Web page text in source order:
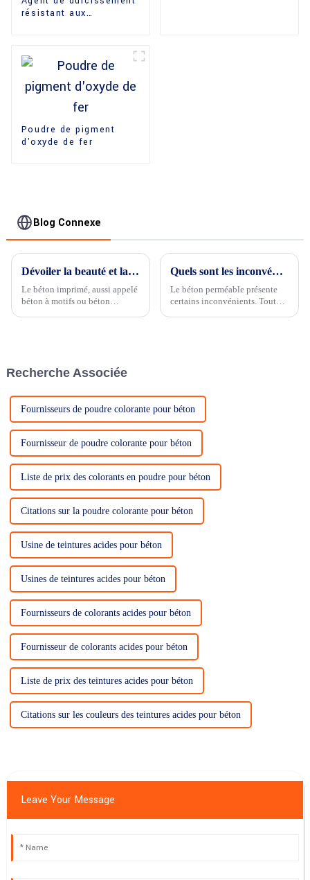
résistant aux
Poudre de pigment
d'oxyde de fer
Blog Connexe
Dévoiler la beauté et la durabilité du béton imprimé
Le béton imprimé, aussi appelé
béton à motifs ou béton
technique innovante…
Quels sont les inconvénients du béton perméable ?
Le béton perméable présente
certains inconvénients. Tout
Recherche Associée
Fournisseurs de poudre colorante pour béton
Fournisseur de poudre colorante pour béton
Liste de prix des colorants en poudre pour béton
Citations sur la poudre colorante pour béton
Usine de teintures acides pour béton
Usines de teintures acides pour béton
Fournisseurs de colorants acides pour béton
Fournisseur de colorants acides pour béton
Liste de prix des teintures acides pour béton
Citations sur les couleurs des teintures acides pour béton
Leave Your Message